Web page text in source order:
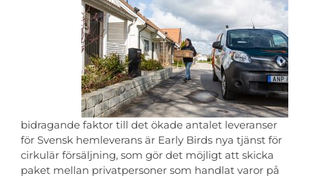
bidragande faktor till det ökade antalet leveranser
för Svensk hemleverans är Early Birds nya tjänst för
cirkulär försäljning, som gör det möjligt att skicka
paket mellan privatpersoner som handlat varor på